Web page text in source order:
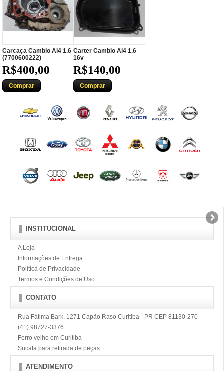
Carcaça Cambio Al4 1.6
(7700600222)
R$400,00
Comprar
Carter Cambio Al4 1.6
16v
R$140,00
Comprar
INSTITUCIONAL
A Loja
Informações de Entrega
Política de Privacidade
Termos e Condições de Uso
CONTATO
Rua Fátima Bark, 1271 Capão Raso Curitiba - PR CEP 81130-270
(41) 98727-3376
Ferro velho em Curitiba
Sucata para retirada de peças
ATENDIMENTO